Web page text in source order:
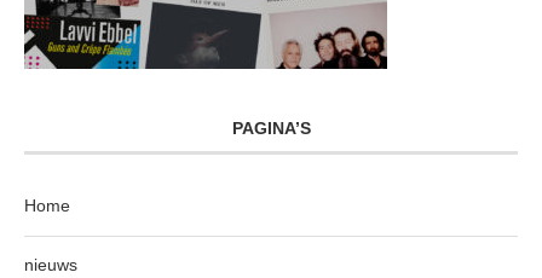
PAGINA’S
Home
nieuws